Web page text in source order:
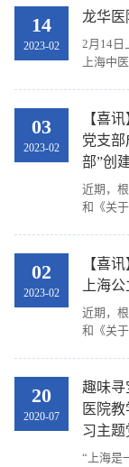
14
2023-02
龙华医
2月14日
上海中
03
2023-02
【喜
党支
部”创
近期，
和《关
02
2023-02
【喜
上海
近期，
和《关
20
2020-07
趣味
医院
习主
“上海是